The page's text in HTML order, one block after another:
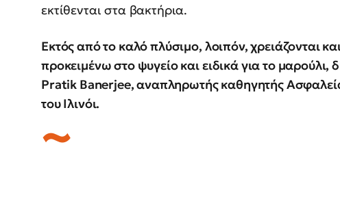
εκτίθενται στα βακτήρια.
Εκτός από το καλό πλύσιμο, λοιπόν, χρειάζονται
προκειμένω στο ψυγείο και ειδικά για το
Pratik Banerjee, αναπληρωτής καθηγητής
του Ιλινόι.